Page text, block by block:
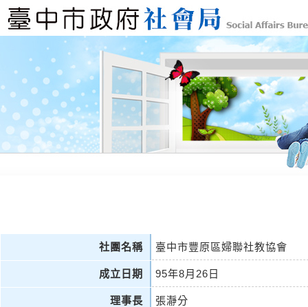
社團名稱 臺中市豐原區婦聯社教協會
成立日期 95年8月26日
理事長 張瀞分